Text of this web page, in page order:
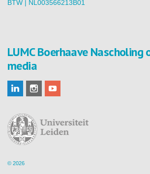
BTW | NL003566213B01
LUMC Boerhaave Nascholing
media
© 2026